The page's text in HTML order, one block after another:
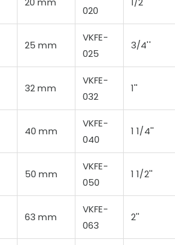
020
25 mm
VKFE-
025
3/4''
32 mm
VKFE-
032
1''
40 mm
VKFE-
040
1 1/4''
50 mm
VKFE-
050
1 1/2''
63 mm
VKFE-
063
2''
Filtre Seçiminde Dikkat
Gereken Hususlar